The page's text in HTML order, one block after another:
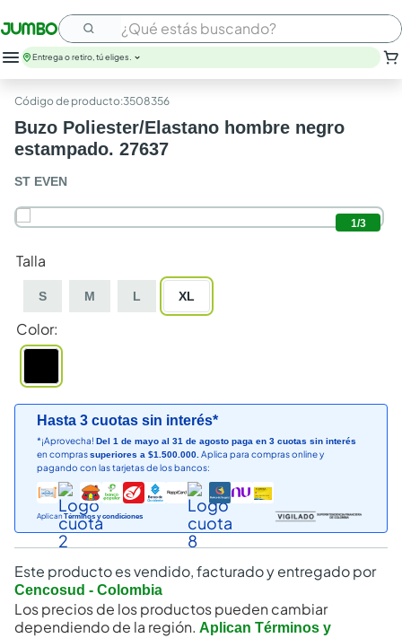
¿Qué estás buscando?
huevos
arroz
papel higienico
pollo
Entrega o retiro, tú eliges.
:3508356
Buzo Poliester/Elastano hombre negro
estampado. 27637
ST EVEN
1/3
Talla
S M L XL
Color:
Hasta 3 cuotas sin interés*
*¡Aprovecha! Del 1 de mayo al 31 de agosto paga en 3 cuotas sin interés
en comprassuperiores a $1.500.000. Aplica para compras online y
pagando con las tarjetas de los bancos:
Aplican Términos y condiciones
Este producto es vendido, facturado y entregado por
Cencosud - Colombia
Los precios de los productos pueden cambiar
dependiendo de la región. Aplican Términos y